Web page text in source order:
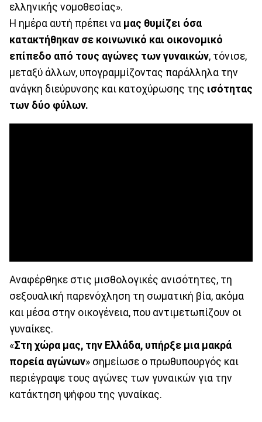
ελληνικής νομοθεσίας».
Η ημέρα αυτή πρέπει να μας θυμίζει όσα
κατακτήθηκαν σε κοινωνικό και οικονομικό
επίπεδο από τους αγώνες των γυναικών, τόνισε,
μεταξύ άλλων, υπογραμμίζοντας παράλληλα την
ανάγκη διεύρυνσης και κατοχύρωσης της ισότητας
των δύο φύλων.
Αναφέρθηκε στις μισθολογικές ανισότητες, τη
σεξουαλική παρενόχληση τη σωματική βία, ακόμα
και μέσα στην οικογένεια, που αντιμετωπίζουν οι
γυναίκες.
«Στη χώρα μας, την Ελλάδα, υπήρξε μια μακρά
πορεία αγώνων» σημείωσε ο πρωθυπουργός και
περιέγραψε τους αγώνες των γυναικών για την
κατάκτηση ψήφου της γυναίκας.